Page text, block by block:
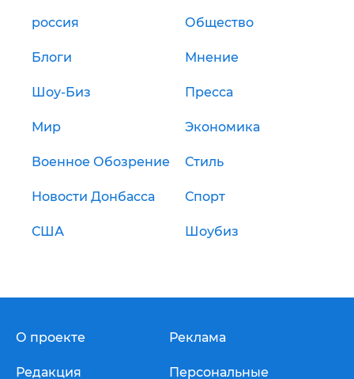
россия Общество
Блоги Мнение
Шоу-Биз Пресса
Мир Экономика
Военное Обозрение Стиль
Новости Донбасса Спорт
США Шоубиз
О проекте
Редакция
Реклама
Персональные